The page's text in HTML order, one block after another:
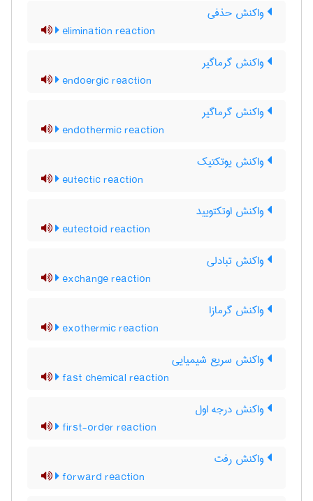
واکنش حذفی
elimination reaction
واکنش گرماگیر
endoergic reaction
واکنش گرماگیر
endothermic reaction
واکنش یوتکتیک
eutectic reaction
واکنش اوتکتویید
eutectoid reaction
واکنش تبادلی
exchange reaction
واکنش گرمازا
exothermic reaction
واکنش سریع شیمیایی
fast chemical reaction
واکنش درجه اول
first-order reaction
واکنش رفت
forward reaction